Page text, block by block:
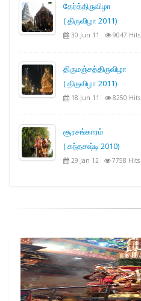
தேர்த்திருவிழா
( திருவிழா 2011)
30 Jun 11 9047 Hits
திருமஞ்சத்திருவிழா
( திருவிழா 2011)
18 Jun 11 8250 Hits
சூரசங்காரம்
( கந்தசஷ்டி 2010)
29 Jan 12 7758 Hits